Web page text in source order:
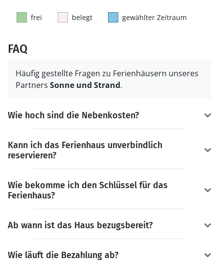
frei belegt gewählter Zeitraum
FAQ
Häufig gestellte Fragen zu Ferienhäusern unseres
Partners Sonne und Strand.
Wie hoch sind die Nebenkosten?
Kann ich das Ferienhaus unverbindlich
reservieren?
Wie bekomme ich den Schlüssel für das
Ferienhaus?
Ab wann ist das Haus bezugsbereit?
Wie läuft die Bezahlung ab?